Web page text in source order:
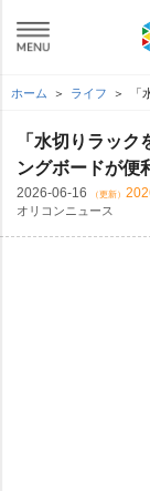
ホーム ライフ
「水切りラッ
ングボードが便
2026-06-16 （更新）
オリコンニュース